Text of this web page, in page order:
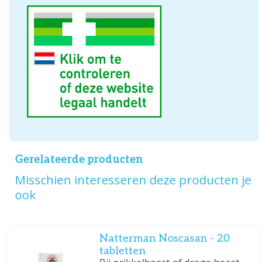
Gerelateerde producten
Misschien interesseren deze producten je
ook
Natterman Noscasan - 20
tabletten